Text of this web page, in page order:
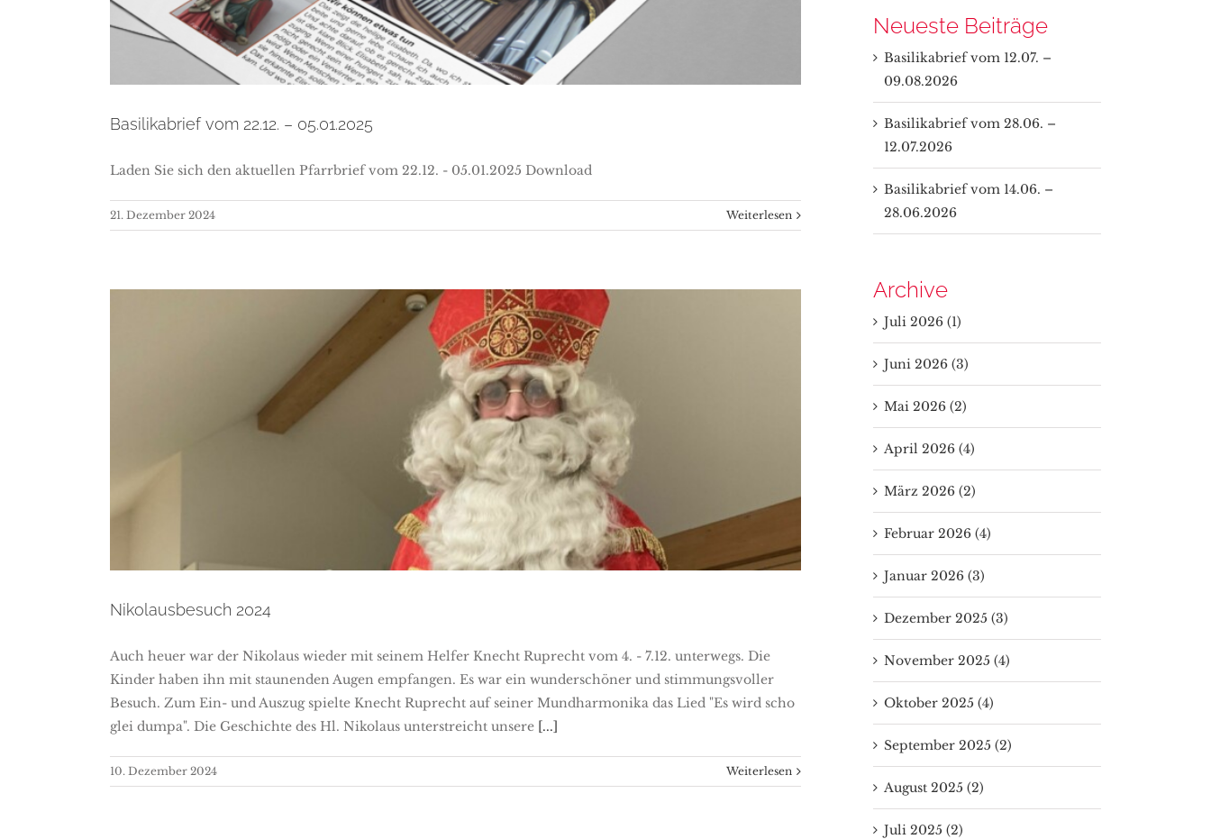
Basilikabrief vom 22.12. – 05.01.2025
Laden Sie sich den aktuellen Pfarrbrief vom 22.12. - 05.01.2025 Download
21. Dezember 2024 Weiterlesen
Nikolausbesuch 2024
Nikolausbesuch 2024
Auch heuer war der Nikolaus wieder mit seinem Helfer Knecht Ruprecht vom 4. - 7.12. unterwegs. Die
Kinder haben ihn mit staunenden Augen empfangen. Es war ein wunderschöner und stimmungsvoller
Besuch. Zum Ein- und Auszug spielte Knecht Ruprecht auf seiner Mundharmonika das Lied "Es wird scho
glei dumpa". Die Geschichte des Hl. Nikolaus unterstreicht unsere [...]
10. Dezember 2024 Weiterlesen
Neueste Beiträge
Basilikabrief vom 12.07. –
09.08.2026
Basilikabrief vom 28.06. –
12.07.2026
Basilikabrief vom 14.06. –
28.06.2026
Archive
Juli 2026 (1)
Juni 2026 (3)
Mai 2026 (2)
April 2026 (4)
März 2026 (2)
Februar 2026 (4)
Januar 2026 (3)
Dezember 2025 (3)
November 2025 (4)
Oktober 2025 (4)
September 2025 (2)
August 2025 (2)
Juli 2025 (2)